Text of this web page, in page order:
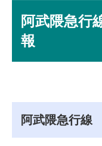
阿武隈急
報
阿武隈急行線